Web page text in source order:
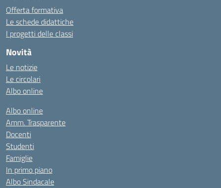
Offerta formativa
Le schede didattiche
I progetti delle classi
Novità
Le notizie
Le circolari
Albo online
Albo online
Amm. Trasparente
Docenti
Studenti
Famiglie
In primo piano
Albo Sindacale